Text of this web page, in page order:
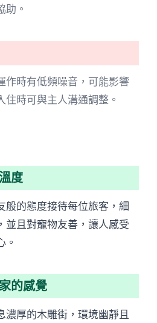
助。
作時有低頻噪音，可能影響
住時可與主人溝通調整。
度
般的態度接待每位旅客，細
並且對寵物友善，讓人感受
。
的感覺
濃厚的木雕街，環境幽靜且